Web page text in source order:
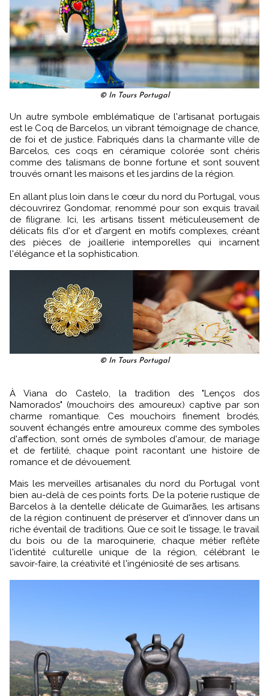
© In Tours Portugal
Un autre symbole emblématique de l'artisanat portugais
est le Coq de Barcelos, un vibrant témoignage de chance,
de foi et de justice. Fabriqués dans la charmante ville de
Barcelos, ces coqs en céramique colorée sont chéris
comme des talismans de bonne fortune et sont souvent
trouvés ornant les maisons et les jardins de la région.
En allant plus loin dans le cœur du nord du Portugal, vous
découvrirez Gondomar, renommé pour son exquis travail
de filigrane. Ici, les artisans tissent méticuleusement de
délicats fils d'or et d'argent en motifs complexes, créant
des pièces de joaillerie intemporelles qui incarnent
l'élégance et la sophistication.
© In Tours Portugal
À Viana do Castelo, la tradition des "Lenços dos
Namorados" (mouchoirs des amoureux) captive par son
charme romantique. Ces mouchoirs finement brodés,
souvent échangés entre amoureux comme des symboles
d'affection, sont ornés de symboles d'amour, de mariage
et de fertilité, chaque point racontant une histoire de
romance et de dévouement.
Mais les merveilles artisanales du nord du Portugal vont
bien au-delà de ces points forts. De la poterie rustique de
Barcelos à la dentelle délicate de Guimarães, les artisans
de la région continuent de préserver et d'innover dans un
riche éventail de traditions. Que ce soit le tissage, le travail
du bois ou de la maroquinerie, chaque métier reflète
l'identité culturelle unique de la région, célébrant le
savoir-faire, la créativité et l'ingéniosité de ses artisans.